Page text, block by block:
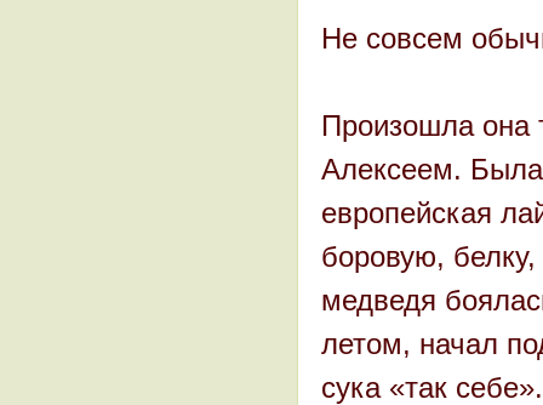
Не совсем
Произошла она
Алексеем. Была
европейская
боровую,
медведя
летом, начал
сука «так